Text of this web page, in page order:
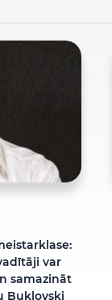
var
samazināt
Buklovski